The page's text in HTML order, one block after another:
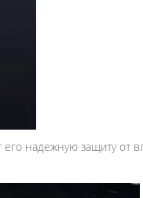
надежную защиту от